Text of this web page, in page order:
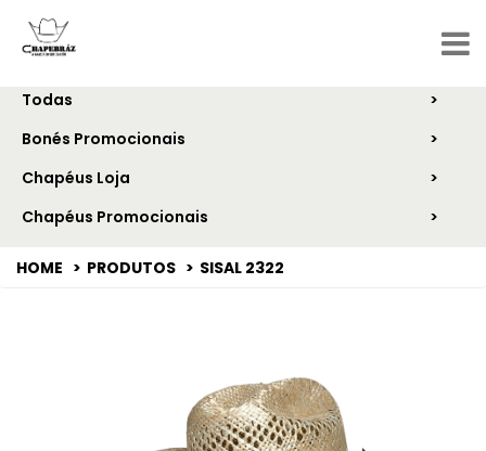
CATEGORIAS
Todas
Bonés Promocionais
Chapéus Loja
Chapéus Promocionais
HOME PRODUTOS SISAL 2322